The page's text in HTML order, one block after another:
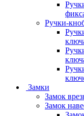
Ручки-
Замки
Замок
Замок